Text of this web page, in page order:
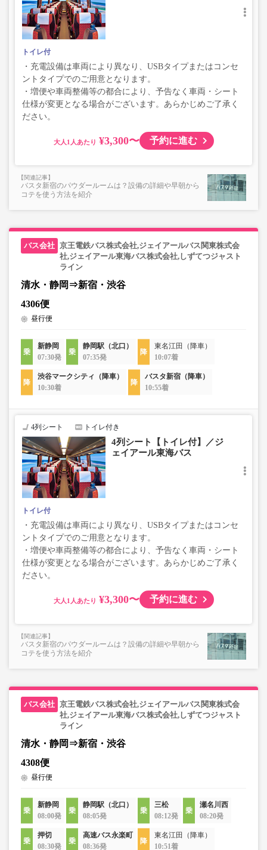
トイレ付
・充電設備は車両により異なり、USBタイプまたはコンセ
ントタイプでのご用意となります。
・増便や車両整備等の都合により、予告なく車両・シート
仕様が変更となる場合がございます。あらかじめご了承く
ださい。
大人 ¥3,300〜 予約に進む
バスタ新宿のパウダールームは？設備の詳細や早朝から
コテを使う方法を紹介
京王電鉄バス株式会社,ジェイアールバス関東株式会
社,ジェイアール東海バス株式会社,しずてつジャスト
ライン
清水・静岡⇒新宿・渋谷
4306便
昼行便
新静岡
07:30発
静岡駅（北口）
07:35発
東名江田（降車）
10:07着
渋谷マークシティ（降車）
10:30着
バスタ新宿（降車）
10:55着
4列シート トイレ付き
4列シート【トイレ付】／ジ
ェイアール東海バス
トイレ付
・充電設備は車両により異なり、USBタイプまたはコンセ
ントタイプでのご用意となります。
・増便や車両整備等の都合により、予告なく車両・シート
仕様が変更となる場合がございます。あらかじめご了承く
ださい。
大人 ¥3,300〜 予約に進む
バスタ新宿のパウダールームは？設備の詳細や早朝から
コテを使う方法を紹介
京王電鉄バス株式会社,ジェイアールバス関東株式会
社,ジェイアール東海バス株式会社,しずてつジャスト
ライン
清水・静岡⇒新宿・渋谷
4308便
昼行便
新静岡
08:00発
静岡駅（北口）
08:05発
三松
08:12発
瀬名川西
08:20発
押切
08:30発
高速バス永楽町
08:36発
東名江田（降車）
10:51着